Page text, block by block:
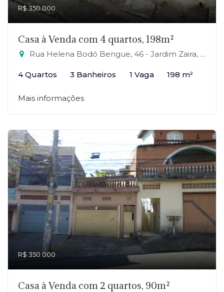
R$ 350.000
Casa à Venda com 4 quartos, 198m²
Rua Helena Bodó Bengue, 46 - Jardim Zaira, Mauá-SP
4 Quartos 3 Banheiros 1 Vaga 198 m²
Mais informações
R$ 350.000
Casa à Venda com 2 quartos, 90m²